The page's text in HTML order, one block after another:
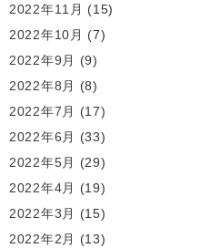
2022年11月 (15)
2022年10月 (7)
2022年9月
(9)
2022年8月
(8)
2022年7月
(17)
2022年6月
(33)
2022年5月
(29)
2022年4月
(19)
2022年3月
(15)
2022年2月
(13)